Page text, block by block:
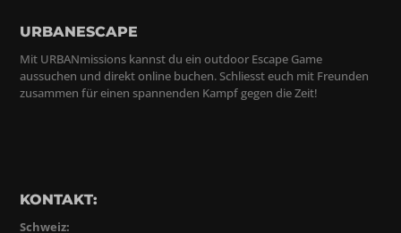
URBANESCAPE
Mit URBANmissions kannst du ein outdoor Escape Game
aussuchen und direkt online buchen. Schliesst euch mit Freunden
zusammen für einen spannenden Kampf gegen die Zeit!
KONTAKT:
Schweiz: